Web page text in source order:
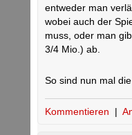
entweder man
wobei auch der
muss, oder man
3/4 Mio.) ab.
So sind nun mal
Kommentieren |